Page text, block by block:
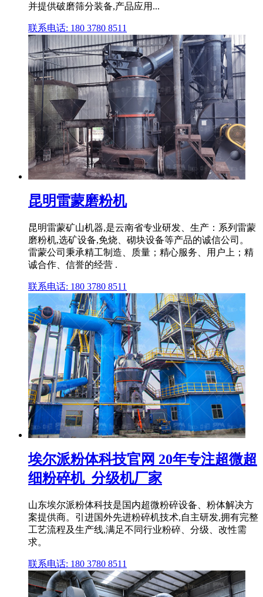
并提供破磨筛分装备,产品应用...
联系电话: 180 3780 8511
昆明雷蒙磨粉机
昆明雷蒙矿山机器,是云南省专业研发、生产：系列雷蒙
磨粉机,选矿设备,免烧、砌块设备等产品的诚信公司。
雷蒙公司秉承精工制造、质量；精心服务、用户上；精
诚合作、信誉的经营 .
联系电话: 180 3780 8511
埃尔派粉体科技官网 20年专注超微超
细粉碎机_分级机厂家
山东埃尔派粉体科技是国内超微粉碎设备、粉体解决方
案提供商。引进国外先进粉碎机技术,自主研发,拥有完整
工艺流程及生产线,满足不同行业粉碎、分级、改性需
求。
联系电话: 180 3780 8511